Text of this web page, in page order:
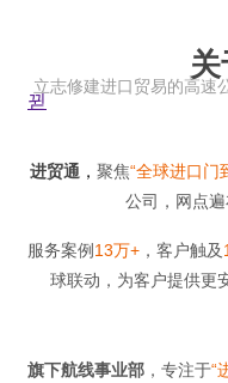
立志修建进口贸易的高速
뀓
进贸通 ， 聚焦“全球进口门
公司，网点
服务案例 13万+ ，客户触及
球联动，为客户提供更
旗下航线事业部 ，专注于“